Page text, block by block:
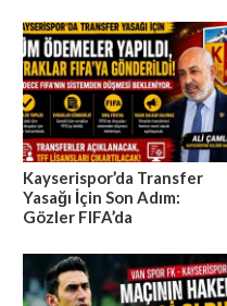
Kayserispor’da Transfer
Yasağı İçin Son Adım:
Gözler FIFA’da